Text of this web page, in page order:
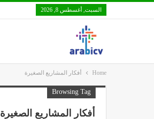
السبت, أغسطس 8, 2026
Home أفكار المشاريع الصغيرة
Browsing Tag
أفكار المشاريع الصغيرة